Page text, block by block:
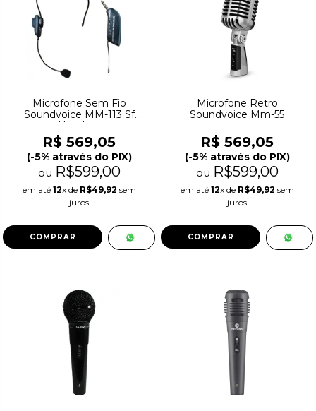
Microfone Sem Fio
Soundvoice MM-113 Sf
Headset
R$ 569,05
(-5% através do PIX)
ou R$599,00
em até 12x de R$49,92 sem
juros
Microfone Retro
Soundvoice Mm-55
R$ 569,05
(-5% através do PIX)
ou R$599,00
em até 12x de R$49,92 sem
juros